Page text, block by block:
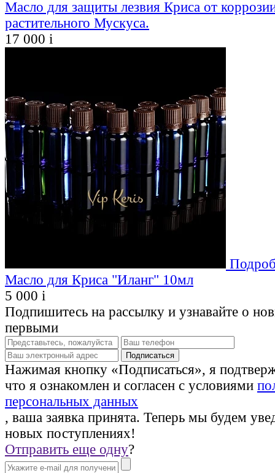
Масло для защиты лезвия Криса от
растительного Мускуса.
17 000 i
Масло для Криса "Иланг" 10мл
5 000 i
Подпишитесь на рассылку и узнавайте о
первыми
Нажимая кнопку «Подписаться», я
что я ознакомлен и согласен с условиями
персональных данных
, ваша заявка принята. Теперь мы будем
новых поступлениях!
Отправить еще одну?